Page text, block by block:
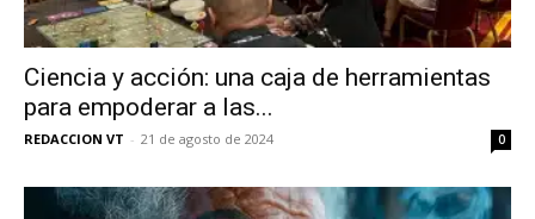
Ciencia y acción: una caja de herramientas
para empoderar a las...
REDACCION VT - 21 de agosto de 2024 0